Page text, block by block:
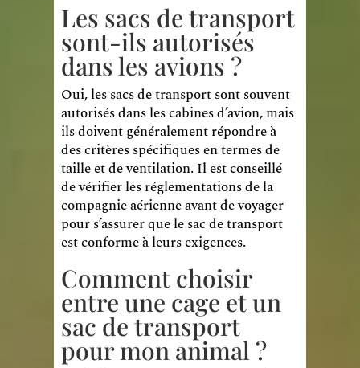
Les sacs de transport
sont-ils autorisés
dans les avions ?
Oui, les sacs de transport sont souvent
autorisés dans les cabines d’avion, mais
ils doivent généralement répondre à
des critères spécifiques en termes de
taille et de ventilation. Il est conseillé
de vérifier les réglementations de la
compagnie aérienne avant de voyager
pour s’assurer que le sac de transport
est conforme à leurs exigences.
Comment choisir
entre une cage et un
sac de transport
pour mon animal ?